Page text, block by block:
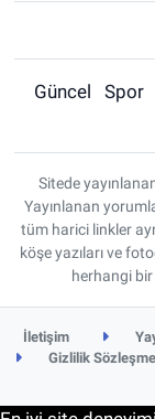
Güncel Spor
Sitede
Yayınlanan
tüm harici linkler
köşe yazıları ve
herhangi
İletişim
Gizlilik